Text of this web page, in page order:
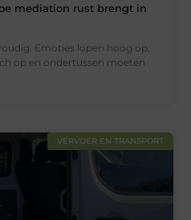
mediation rust brengt in
Emoties lopen hoog op,
op en ondertussen moeten
VERVOER EN TRANSPORT